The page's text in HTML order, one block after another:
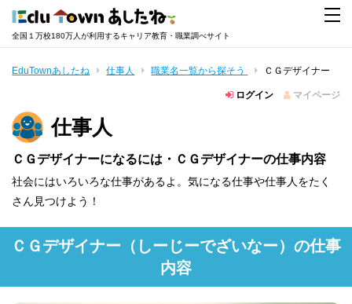
全国１万校180万人が利用するキャリア教育・職業調べサイト
EduTownあしたね 仕事人 職業名一覧から探そう ＣＧデザイナー
ログイン マイページ
仕事人
ＣＧデザイナーになるには・ＣＧデザイナーの仕事内容
社会にはいろいろな仕事があるよ。気になる仕事や仕事人をたく
さん見つけよう！
ＣＧデザイナー （しーじーでざいなー） の仕事
内容